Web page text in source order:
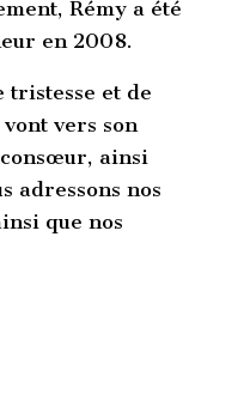
Rémy a été
en 2008.
tristesse et de
vers son
ainsi
adressons nos
que nos